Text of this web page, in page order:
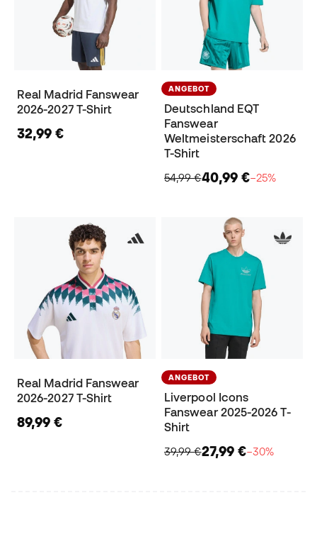
Real Madrid Fanswear
2026-2027 T-Shirt
32,99 €
ANGEBOT
Deutschland EQT
Fanswear
Weltmeisterschaft 2026
T-Shirt
54,99 €40,99 €−25%
Real Madrid Fanswear
2026-2027 T-Shirt
89,99 €
ANGEBOT
Liverpool Icons
Fanswear 2025-2026 T-
Shirt
39,99 €27,99 €−30%